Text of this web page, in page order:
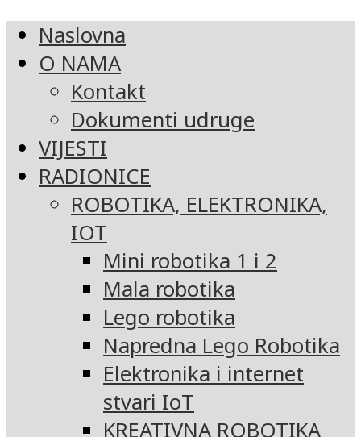
Naslovna
O NAMA
Kontakt
Dokumenti udruge
VIJESTI
RADIONICE
ROBOTIKA, ELEKTRONIKA,
IOT
Mini robotika 1 i 2
Mala robotika
Lego robotika
Napredna Lego Robotika
Elektronika i internet
stvari IoT
KREATIVNA ROBOTIKA